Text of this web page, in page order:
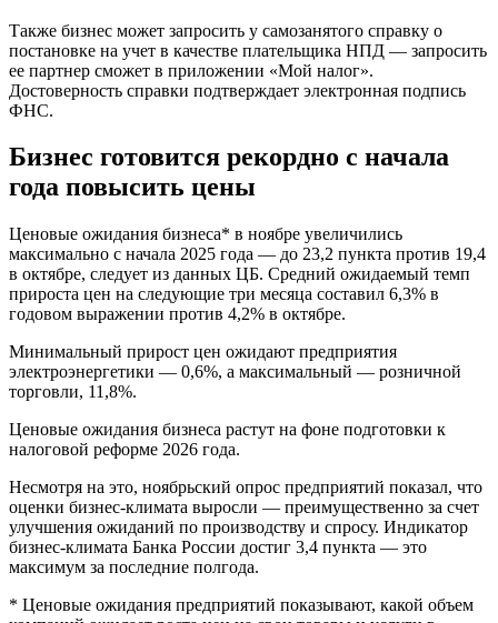
Также бизнес может запросить у самозанятого справку о
постановке на учет в качестве плательщика НПД — запросить
ее партнер сможет в приложении «Мой налог».
Достоверность справки подтверждает электронная подпись
ФНС.
Бизнес готовится рекордно с начала
года повысить цены
Ценовые ожидания бизнеса* в ноябре увеличились
максимально с начала 2025 года — до 23,2 пункта против 19,4
в октябре, следует из данных ЦБ. Средний ожидаемый темп
прироста цен на следующие три месяца составил 6,3% в
годовом выражении против 4,2% в октябре.
Минимальный прирост цен ожидают предприятия
электроэнергетики — 0,6%, а максимальный — розничной
торговли, 11,8%.
Ценовые ожидания бизнеса растут на фоне подготовки к
налоговой реформе 2026 года.
Несмотря на это, ноябрьский опрос предприятий показал, что
оценки бизнес-климата выросли — преимущественно за счет
улучшения ожиданий по производству и спросу. Индикатор
бизнес-климата Банка России достиг 3,4 пункта — это
максимум за последние полгода.
* Ценовые ожидания предприятий показывают, какой объем